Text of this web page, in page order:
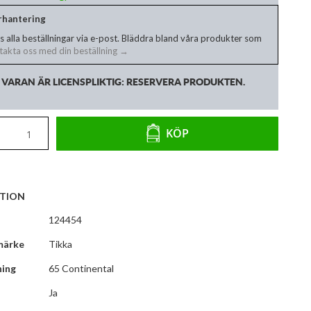
alla beställningar via e-post. Bläddra bland våra produkter som
oss med din beställning →
ÄR LICENSPLIKTIG: RESERVERA PRODUKTEN.
KÖP
124454
Tikka
65 Continental
Ja